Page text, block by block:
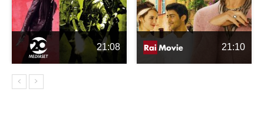
21:08 21:10